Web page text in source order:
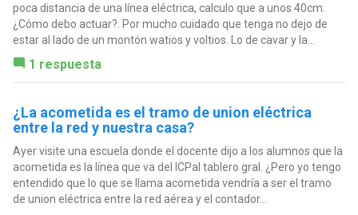
poca distancia de una línea eléctrica, calculo que a unos 40cm.
¿Cómo debo actuar?. Por mucho cuidado que tenga no dejo de
estar al lado de un montón watios y voltios. Lo de cavar y la...
1 respuesta
¿La acometida es el tramo de union eléctrica
entre la red y nuestra casa?
Ayer visite una escuela donde el docente dijo a los alumnos que la
acometida es la línea que va del ICPal tablero gral. ¿Pero yo tengo
entendido que lo que se llama acometida vendría a ser el tramo
de union eléctrica entre la red aérea y el contador...